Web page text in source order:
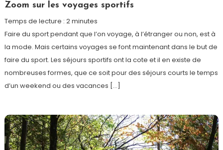
Zoom sur les voyages sportifs
Temps de lecture : 2minutes
Faire du sport pendant que l’on voyage, à l’étranger ou non, est à
la mode. Mais certains voyages se font maintenant dans le but de
faire du sport. Les séjours sportifs ont la cote et il en existe de
nombreuses formes, que ce soit pour des séjours courts le temps
d’un weekend ou des vacances […]